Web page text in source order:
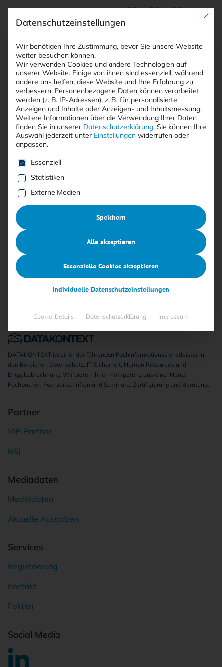
Suchfeld
Suchen
Breadcrumb-Navigation
STARTSEITE AUTOREN MATTHIAS WÜBBELING
Alle Beiträge von Matthias
Wübbeling
Keine Beiträge gefunden
DATAKONTEXT ist einer der führenden Fachinformationsdienstleister in
den Bereichen Datenschutz, IT-Sicherheit, Human Resources und
Entgeltabrechnung. Wir bieten Ihnen Kompetenz aus einer Hand:
Fachbücher, Fachzeitschriften und Seminare, Zertifizierung und Beratung.
Partner
VIP-Partner
BSI
Mediadaten
Mediadaten
Aktuelle Ausgaben
Services
Registrierung
Kontakt
Fakten
Social Media
Mit
Datenschutzeinstellungen
Wir benötigen Ihre Zustimmung, bevor Sie unsere Website
weiter besuchen können.
Wir verwenden Cookies und andere Technologien auf
unserer Website. Einige von ihnen sind essenziell, während
andere uns helfen, diese Website und Ihre Erfahrung zu
verbessern. Personenbezogene Daten können verarbeitet
werden (z. B. IP-Adressen), z. B. für personalisierte
Anzeigen und Inhalte oder Anzeigen- und Inhaltsmessung.
Weitere Informationen über die Verwendung Ihrer Daten
finden Sie in unserer Datenschutzerklärung. Sie können Ihre
Auswahl jederzeit unter Einstellungen widerrufen oder
anpassen.
Es folgt eine Liste der Service-Gruppen, für die eine
Essenziell
Statistiken
Externe Medien
Speichern
Alle akzeptieren
Essenzielle Cookies akzeptieren
Individuelle Datenschutzeinstellungen
Cookie-Details Datenschutzerklärung Impressum